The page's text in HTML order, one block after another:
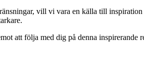
vill vi vara en källa till
att följa med dig på denna